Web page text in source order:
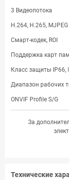
3 Видеопотока
H.264, H.265, MJPEG
Смарт-кодек, ROI
Поддержка карт
Класс защиты IP66,
Диапазон рабочих
ONVIF Profile S/G
За
Технические